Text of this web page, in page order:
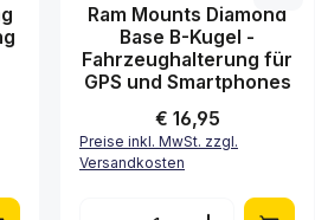
von 5 von 5 Sternen
den gewünschten Wert ein
Durchschnittliche Bewertung
Ram Mounts Diamond
Base B-Kugel -
Fahrzeughalterung für
GPS und Smartphones
Regulärer Preis:
€ 16,95
Preise inkl. MwSt. zzgl.
Versandkosten
Produkt Anzahl: Gib